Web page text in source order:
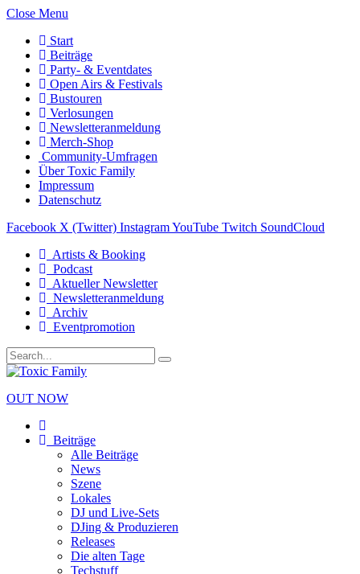
Close Menu
Start
Beiträge
Party- & Eventdates
Open Airs & Festivals
Bustouren
Verlosungen
Newsletteranmeldung
Merch-Shop
Community-Umfragen
Über Toxic Family
Impressum
Datenschutz
Facebook X (Twitter) InstagramYouTube Twitch SoundCloud
Artists & Booking
Podcast
Aktueller Newsletter
Newsletteranmeldung
Archiv
Eventpromotion
OUT NOW
Beiträge
Alle Beiträge
News
Szene
Lokales
DJ und Live-Sets
DJing & Produzieren
Releases
Die alten Tage
Techstuff